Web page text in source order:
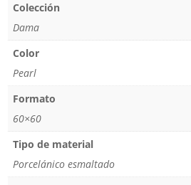
Colección
Dama
Color
Pearl
Formato
60×60
Tipo de material
Porcelánico esmaltado